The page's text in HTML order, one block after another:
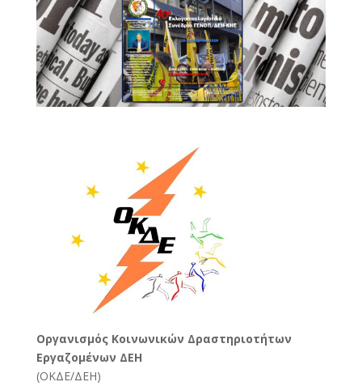
Oργανισμός Κοινωνικών Δραστηριοτήτων
Εργαζομένων ΔΕΗ
(ΟΚΔΕ/ΔΕΗ)